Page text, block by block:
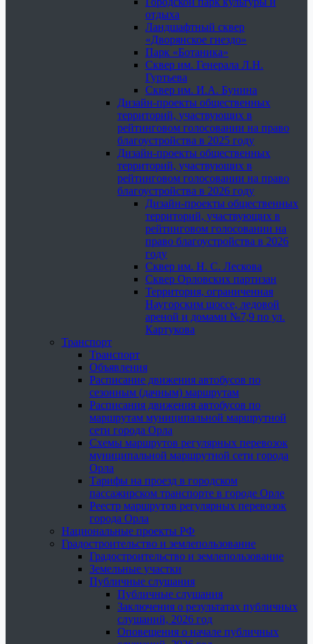
отдыха
Ландшафтный сквер
«Дворянское гнездо»
Парк «Ботаника»
Сквер им. Генерала Л.Н.
Гуртьева
Сквер им. И.А. Бунина
Дизайн-проекты общественных
территорий, участвующих в
рейтинговом голосовании на право
благоустройства в 2025 году
Дизайн-проекты общественных
территорий, участвующих в
рейтинговом голосовании на право
благоустройства в 2026 году
Дизайн-проекты общественных
территорий, участвующих в
рейтинговом голосовании на
право благоустройства в 2026
году
Сквер им. Н. С. Лескова
Сквер Орловских партизан
Территория, ограниченная
Наугорским шоссе, ледовой
ареной и домами №7,9 по ул.
Картукова
Транспорт
Транспорт
Объявления
Расписание движения автобусов по
сезонным (дачным) маршрутам
Расписания движения автобусов по
маршрутам муниципальной маршрутной
сети города Орла
Схемы маршрутов регулярных перевозок
муниципальной маршрутной сети города
Орла
Тарифы на проезд в городском
пассажирском транспорте в городе Орле
Реестр маршрутов регулярных перевозок
города Орла
Национальные проекты РФ
Градостроительство и землепользование
Градостроительство и землепользование
Земельные участки
Публичные слушания
Публичные слушания
Заключения о результатах публичных
слушаний, 2026 год
Оповещения о начале публичных